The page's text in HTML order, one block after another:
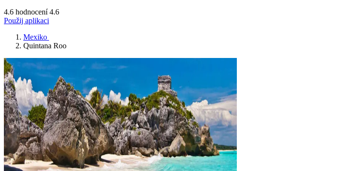
4.6 hodnocení 4.6
Použij aplikaci
Mexiko
Quintana Roo